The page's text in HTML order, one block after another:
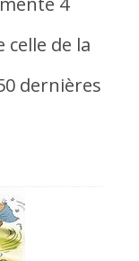
de la
dernières